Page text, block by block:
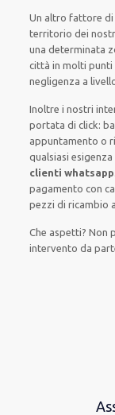
Un altro fattore di
territorio dei
una determinata
città in molti punti
negligenza a
Inoltre i nostri
portata di click:
appuntamento o
qualsiasi
clienti whatsapp
pagamento con
pezzi di ricambio
Che aspetti? Non
intervento da